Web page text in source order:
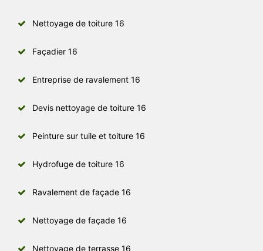
Nettoyage de toiture 16
Façadier 16
Entreprise de ravalement 16
Devis nettoyage de toiture 16
Peinture sur tuile et toiture 16
Hydrofuge de toiture 16
Ravalement de façade 16
Nettoyage de façade 16
Nettoyage de terrasse 16